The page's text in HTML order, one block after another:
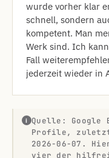
wurde vorher klar
schnell, sondern
kompetent. Man
Werk sind. Ich
Fall
jederzeit wieder in
i
Quelle: Google
Profile,
2026-06-07.
vier der